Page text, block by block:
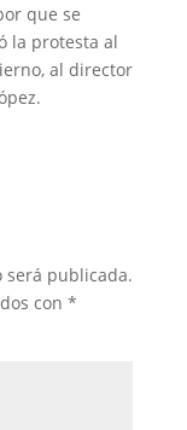
que se
la protesta al
al director
será publicada.
con *